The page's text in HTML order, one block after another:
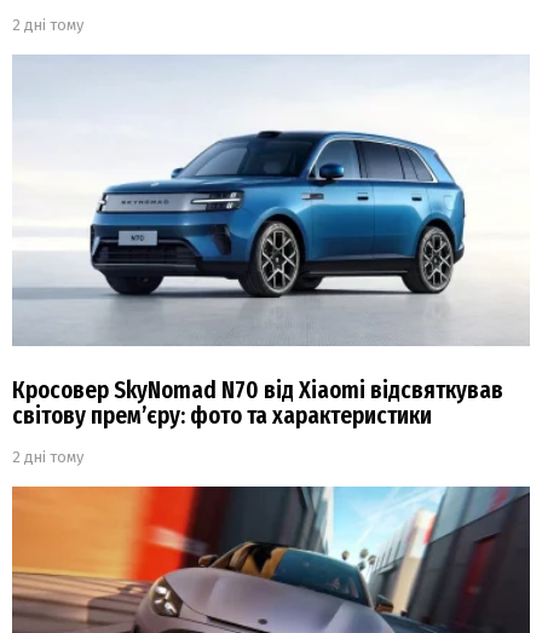
2 дні тому
Кросовер SkyNomad N70 від Xiaomi відсвяткував
світову прем’єру: фото та характеристики
2 дні тому